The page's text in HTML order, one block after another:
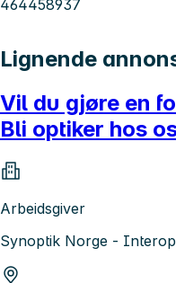
464458937
Lignende
Vil du gjøre en
Bli optiker hos
Arbeidsgiver
Synoptik Norge -